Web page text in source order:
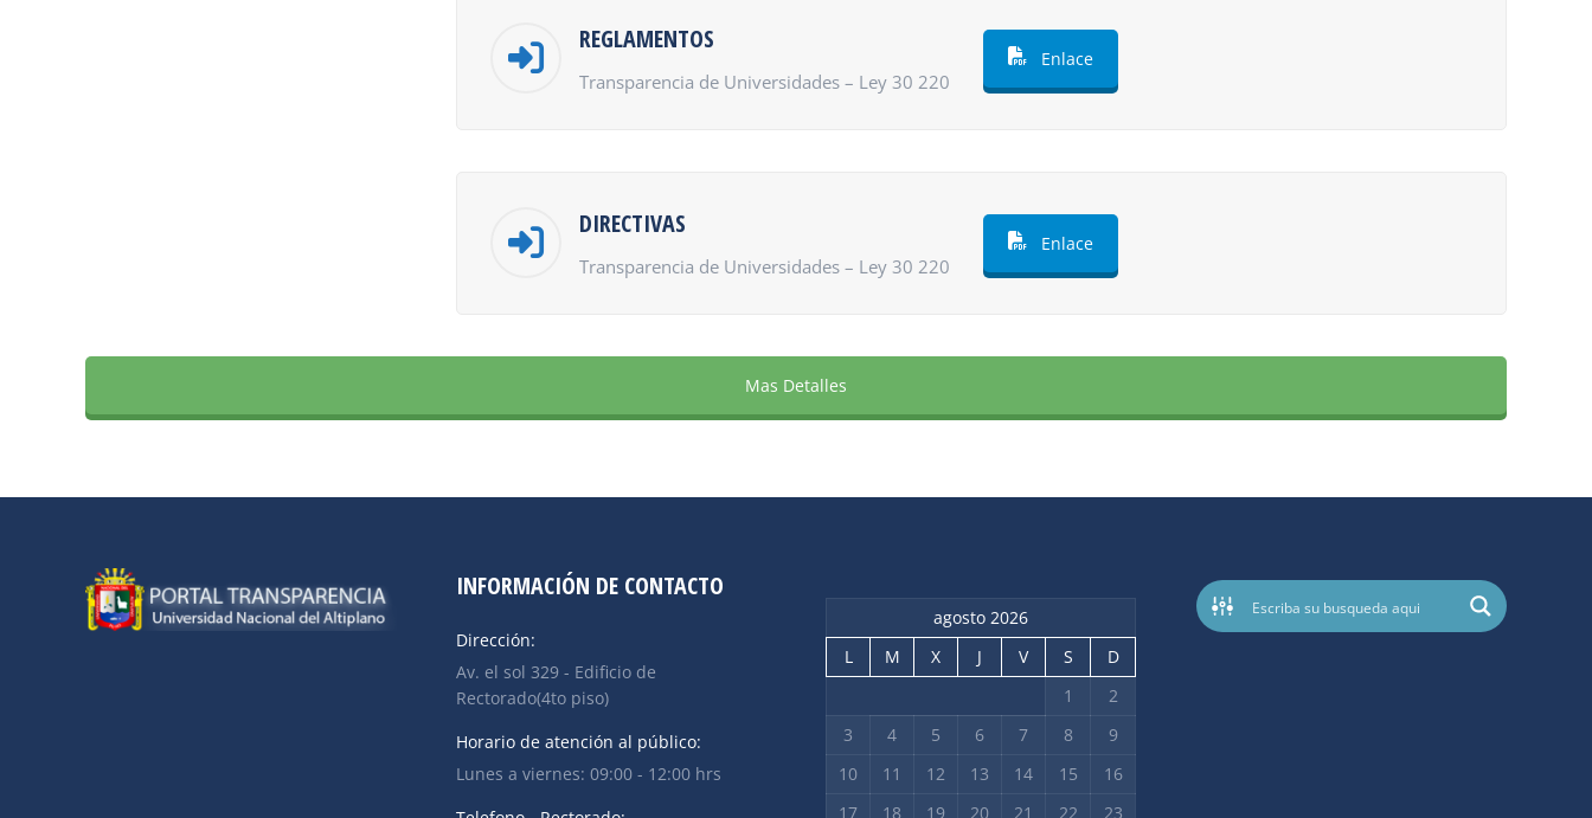
REGLAMENTOS
Transparencia de Universidades – Ley 30 220
Enlace
DIRECTIVAS
Transparencia de Universidades – Ley 30 220
Enlace
Mas Detalles
INFORMACIÓN DE CONTACTO
Dirección:
Av. el sol 329 - Edificio de
Rectorado(4to piso)
Horario de atención al público:
Lunes a viernes: 09:00 - 12:00 hrs
agosto 2026
L
M X J V S
D
1
2
3
4 5 6 7 8
9
10
11 12 13 14 15
16
17
18 19 20 21 22 23